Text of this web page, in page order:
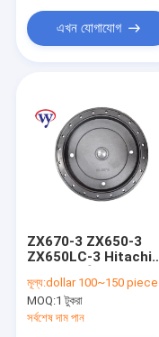
পণ্য
ভিডিও
আমাদের সম্বন্ধে
গুণগত মান নিয়ন্ত্রণ
যোগাযোগ করুন
এখন যোগাযোগ
ZX670-3 ZX650-3
ZX650LC-3 Hitachi
0985629 4672724
মূল্য:dollar 100~150 piece
MOQ:1 টুকরা
সর্বশেষ দাম পান